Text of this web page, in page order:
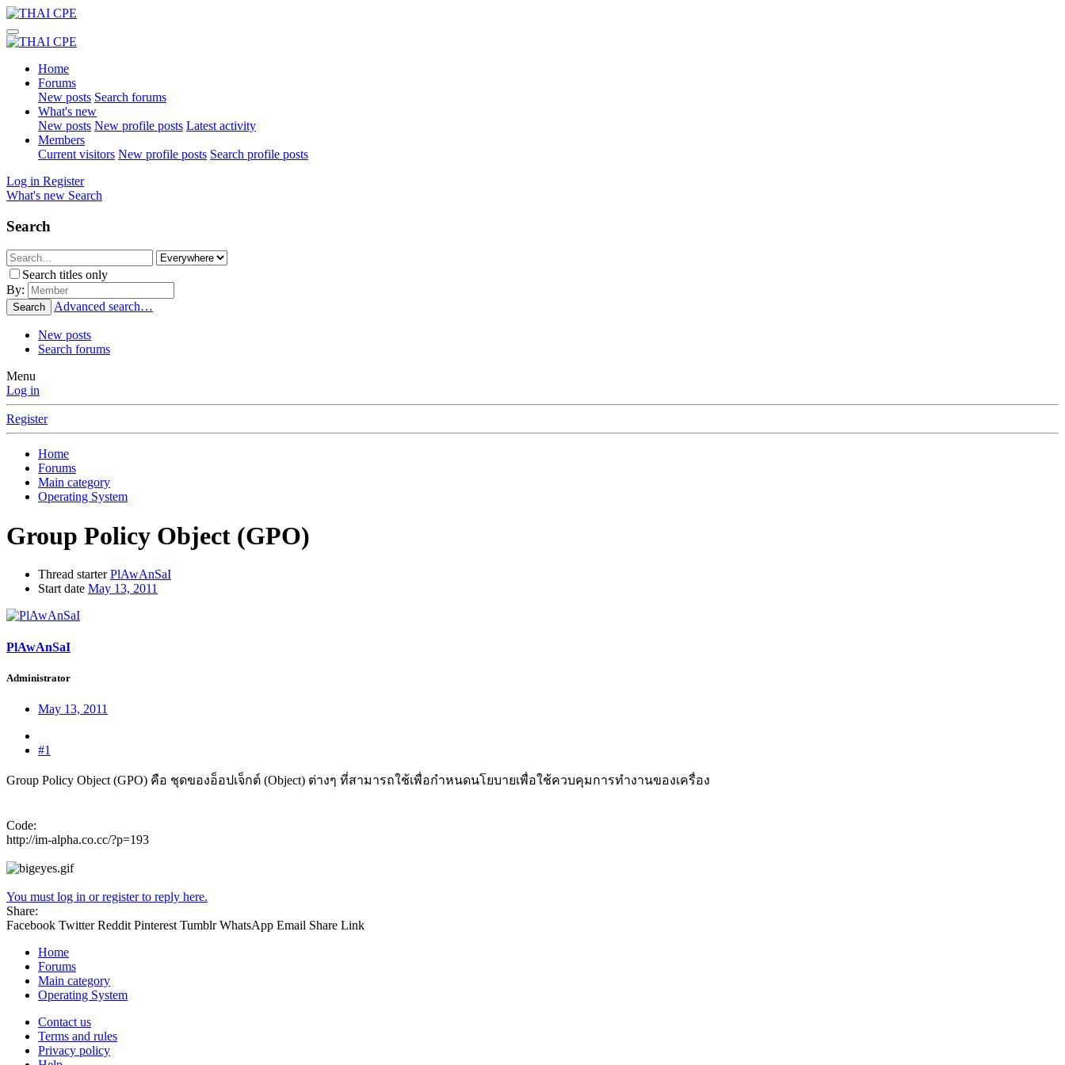
Home
Forums
New posts Search forums
What's new
New posts New profile posts Latest activity
Members
Current visitors New profile posts Search profile posts
Log in Register
What's new Search
Search
Search titles only
By:
Search Advanced search…
New posts
Search forums
Menu
Log in
Register
Home
Forums
Main category
Operating System
Group Policy Object (GPO)
Thread starter PlAwAnSaI
Start date May 13, 2011
PlAwAnSaI
Administrator
May 13, 2011
#1
Group Policy Object (GPO) คือ ชุดของอ็อปเจ็กต์ (Object) ต่างๆ ที่สามารถใช้เพื่อกำหนดนโยบายเพื่อใช้ควบคุมการทำงานของเครื่อง
Code:
http://im-alpha.co.cc/?p=193
You must log in or register to reply here.
Share:
Facebook Twitter Reddit Pinterest Tumblr WhatsApp Email Share Link
Home
Forums
Main category
Operating System
Contact us
Terms and rules
Privacy policy